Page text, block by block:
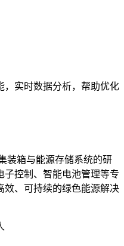
，实时数据分析，帮助优化
装箱与能源存储系统的研
子控制、智能电池管理等专
效、可持续的绿色能源解决